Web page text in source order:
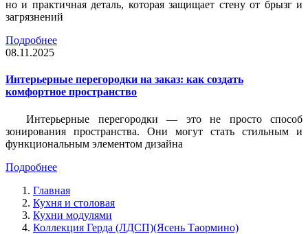
но и практичная деталь, которая защищает стену от брызг и
загрязнений
Подробнее
08.11.2025
Интерьерные перегородки на заказ: как создать
комфортное пространство
Интерьерные перегородки — это не просто способ
зонирования пространства. Они могут стать стильным и
функциональным элементом дизайна
Подробнее
Главная
Кухня и столовая
Кухни модулями
Коллекция Герда (ЛДСП)(Ясень Таормино)